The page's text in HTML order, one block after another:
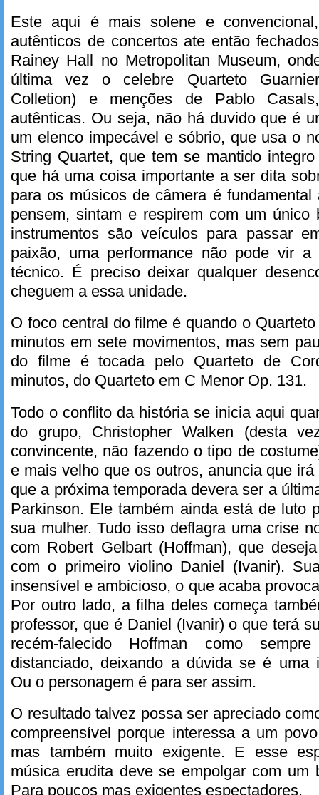
Este aqui é mais solene e
autênticos de concertos ate então
Rainey Hall no Metropolitan Museum,
última vez o celebre Quarteto
Colletion) e menções de Pablo
autênticas. Ou seja, não há duvido que é
um elenco impecável e sóbrio, que usa o
String Quartet, que tem se mantido
que há uma coisa importante a ser dita
para os músicos de câmera é
pensem, sintam e respirem com um
instrumentos são veículos para passar
paixão, uma performance não pode vir
técnico. É preciso deixar qualquer
cheguem a essa unidade.
O foco central do filme é quando o
minutos em sete movimentos, mas sem
do filme é tocada pelo Quarteto de
minutos, do Quarteto em C Menor Op. 131.
Todo o conflito da história se inicia aqui
do grupo, Christopher Walken (desta
convincente, não fazendo o tipo de
e mais velho que os outros, anuncia que
que a próxima temporada devera ser a
Parkinson. Ele também ainda está de luto
sua mulher. Tudo isso deflagra uma crise
com Robert Gelbart (Hoffman), que
com o primeiro violino Daniel (Ivanir).
insensível e ambicioso, o que acaba
Por outro lado, a filha deles começa
professor, que é Daniel (Ivanir) o que terá
recém-falecido Hoffman como
distanciado, deixando a dúvida se é uma
Ou o personagem é para ser assim.
O resultado talvez possa ser apreciado
compreensível porque interessa a um
mas também muito exigente. E esse
música erudita deve se empolgar com um
Para poucos mas exigentes espectadores.